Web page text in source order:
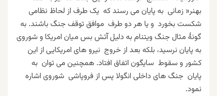
بهنر« زمانی به پایان می رسند که یک طرف از لحاظ نظامی
شکست بخورد و یا هر دو طرف موافق توقف جنگ باشند. به
گونۀ مثال جنگ ویتنام به دلیل آتش بس میان امریکا و شوروی
به پایان نرسید، بلکه بعد از خروج نیرو های امریکایی از این
کشور و سقوط سایگون اتفاق افتاد. همچنین می توان به
پایان جنگ های داخلی انگولا پس از فروپاشی شوروی اشاره
نمود.